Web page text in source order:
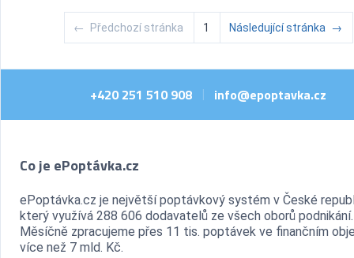
← Předchozí stránka 1 Následující stránka →
+420 251 510 908 | info@epoptavka.cz
Co je ePoptávka.cz
ePoptávka.cz je největší poptávkový systém v České
který využívá 288 606 dodavatelů ze všech oborů podnikání.
Měsíčně zpracujeme přes 11 tis. poptávek ve finančním
více než 7 mld. Kč.